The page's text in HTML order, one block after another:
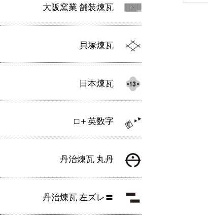
大阪窯業 舗装煉瓦
貝塚煉瓦
日本煉瓦
□＋英数字
丹治煉瓦 丸丹
丹治煉瓦 左ズレ〓